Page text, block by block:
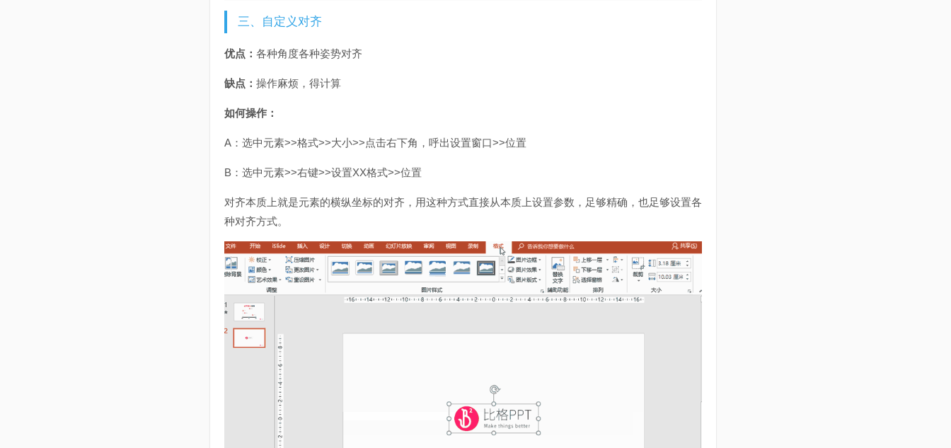
三、自定义对齐
优点： 各种角度各种姿势对齐
缺点： 操作麻烦，得计算
如何操作：
A：选中元素>>格式>>大小>>点击右下角，呼出设置窗口>>位置
B：选中元素>>右键>>设置XX格式>>位置
对齐本质上就是元素的横纵坐标的对齐，用这种方式直接从本质上设置参数，足够精确，也足够设置各
种对齐方式。